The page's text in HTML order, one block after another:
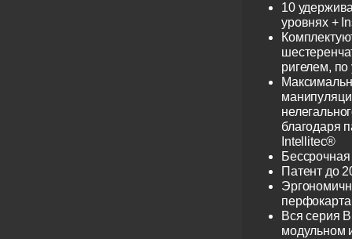
10
уровнях +
ригелем,
благодаря
Intellitec®
Патент до
перфокарта
Вся серия
модульном